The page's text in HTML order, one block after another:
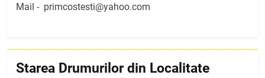
Mail - primcostesti@yahoo.com
Starea Drumurilor din Localitate